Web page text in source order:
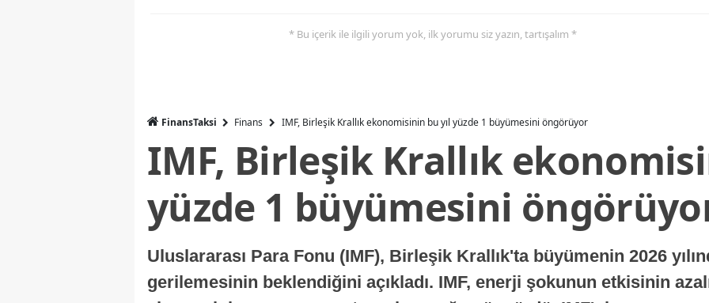
* Bu içerik ile ilgili yorum yok, ilk yorumu siz yazın, tartışalım *
FinansTaksi Finans IMF, Birleşik Krallık ekonomisinin bu yıl yüzde 1 büyümesini öngörüyor
IMF, Birleşik Krallık
yüzde 1 büyümesini
Uluslararası Para Fonu (IMF), Birleşik Krallık'ta büyümenin 2026
gerilemesinin beklendiğini açıkladı. IMF, enerji şokunun etkisinin